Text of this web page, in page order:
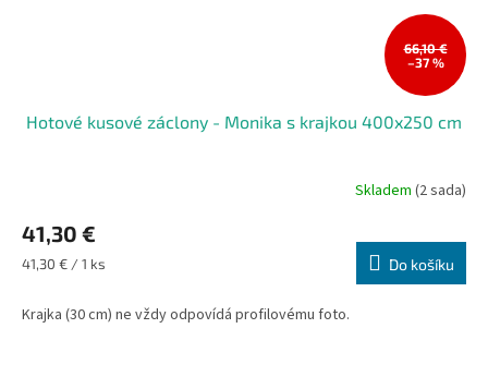
66,10 €
–37 %
Hotové kusové záclony - Monika s krajkou 400x250 cm
Skladem (2 sada)
41,30 €
Měrná
41,30 € / 1 ks Do košíku
Krajka (30 cm) ne vždy odpovídá profilovému foto.